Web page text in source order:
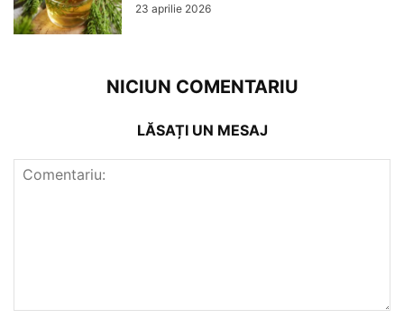
23 aprilie 2026
NICIUN COMENTARIU
LĂSAȚI UN MESAJ